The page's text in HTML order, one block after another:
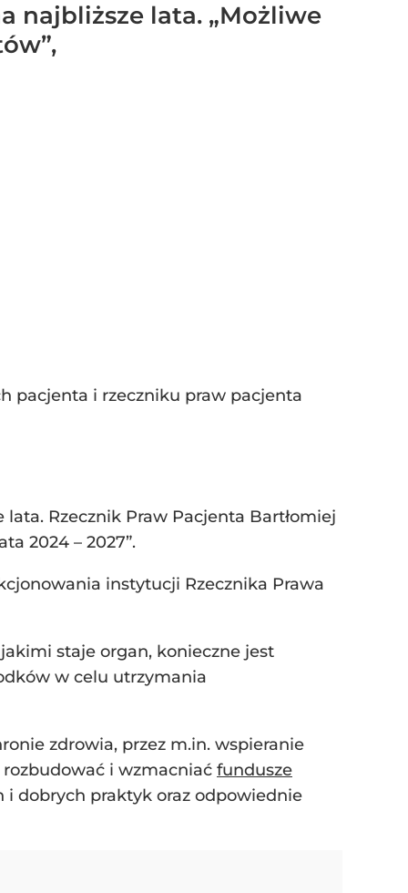
najbliższe lata. „Możliwe
pacjenta i rzeczniku praw pacjenta
Rzecznik Praw Pacjenta Bartłomiej
2024 – 2027”.
instytucji Rzecznika Prawa
staje organ, konieczne jest
w celu utrzymania
zdrowia, przez m.in. wspieranie
i wzmacniać fundusze
i dobrych praktyk oraz odpowiednie